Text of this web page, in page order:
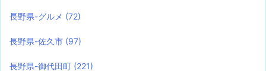
長野県-グルメ (72)
長野県-佐久市 (97)
長野県-御代田町 (221)